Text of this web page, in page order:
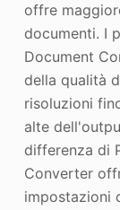
offre
documenti. I
Document
della qualità
risoluzioni
alte
differenza di
Converter
impostazioni